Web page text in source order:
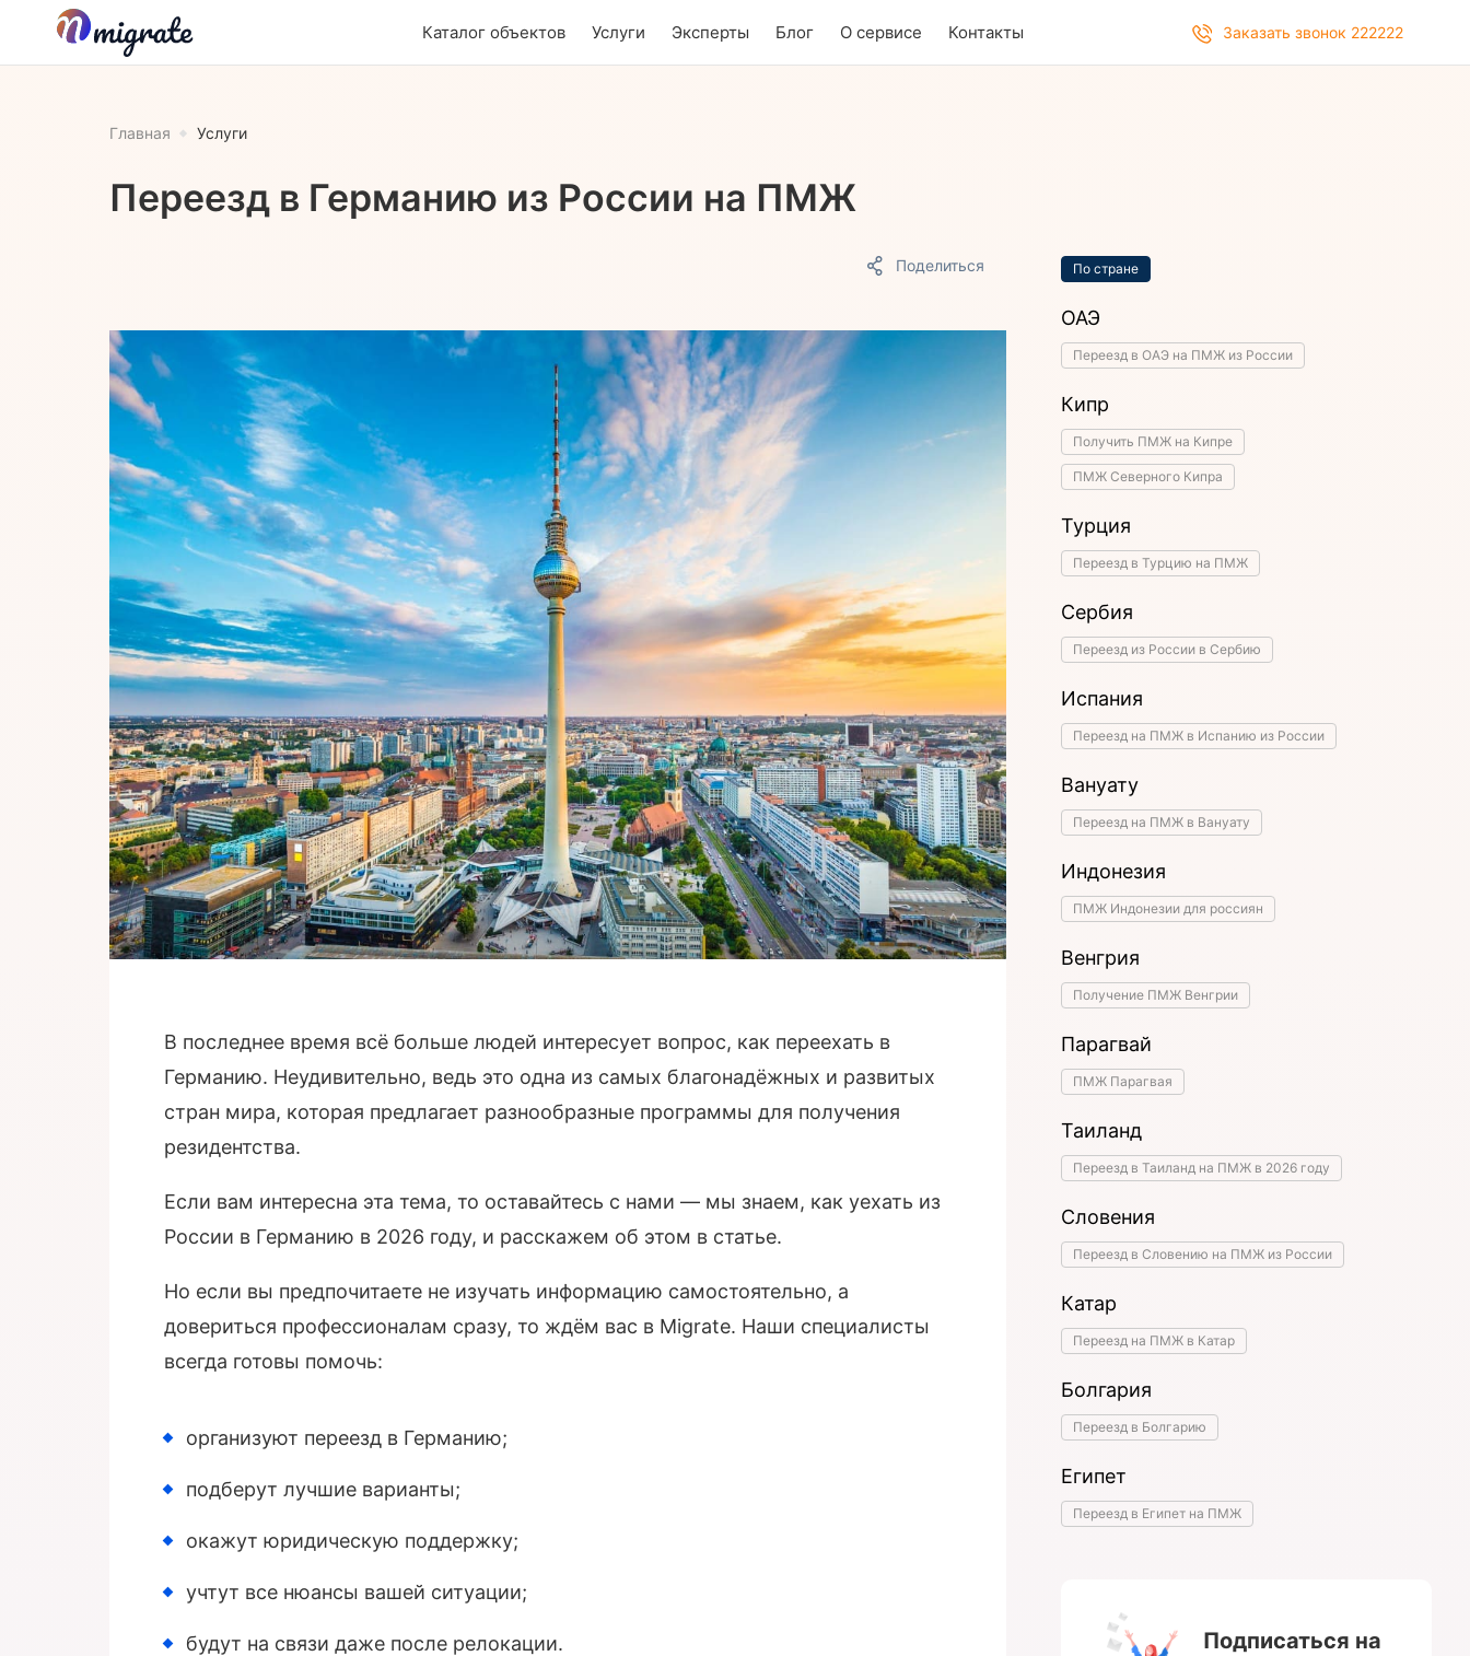
Каталог объектов Услуги Эксперты Блог О сервисе Контакты Заказать звонок 222222
Главная Услуги
Переезд в Германию из России на ПМЖ
Поделиться
В последнее время всё больше людей интересует вопрос, как переехать в
Германию. Неудивительно, ведь это одна из самых благонадёжных и развитых
стран мира, которая предлагает разнообразные программы для получения
резидентства.
Если вам интересна эта тема, то оставайтесь с нами — мы знаем, как уехать из
России в Германию в 2026 году, и расскажем об этом в статье.
Но если вы предпочитаете не изучать информацию самостоятельно, а
довериться профессионалам сразу, то ждём вас в Migrate. Наши специалисты
всегда готовы помочь:
организуют переезд в Германию;
подберут лучшие варианты;
окажут юридическую поддержку;
учтут все нюансы вашей ситуации;
будут на связи даже после релокации.
По стране
ОАЭ
Переезд в ОАЭ на ПМЖ из России
Кипр
Получить ПМЖ на Кипре
ПМЖ Северного Кипра
Турция
Переезд в Турцию на ПМЖ
Сербия
Переезд из России в Сербию
Испания
Переезд на ПМЖ в Испанию из России
Вануату
Переезд на ПМЖ в Вануату
Индонезия
ПМЖ Индонезии для россиян
Венгрия
Получение ПМЖ Венгрии
Парагвай
ПМЖ Парагвая
Таиланд
Переезд в Таиланд на ПМЖ в 2026 году
Словения
Переезд в Словению на ПМЖ из России
Катар
Переезд на ПМЖ в Катар
Болгария
Переезд в Болгарию
Египет
Переезд в Египет на ПМЖ
Подписаться на